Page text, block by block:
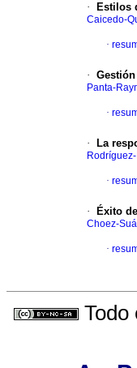
· Estilos
Caicedo-
·
·
Panta-
·
· La
·
· Éxito
Choez-
·
Todo